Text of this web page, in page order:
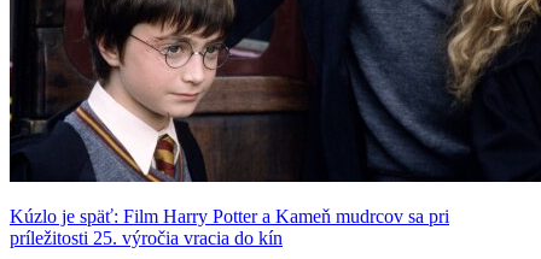
Kúzlo je späť: Film Harry Potter a Kameň mudrcov sa pri
príležitosti 25. výročia vracia do kín